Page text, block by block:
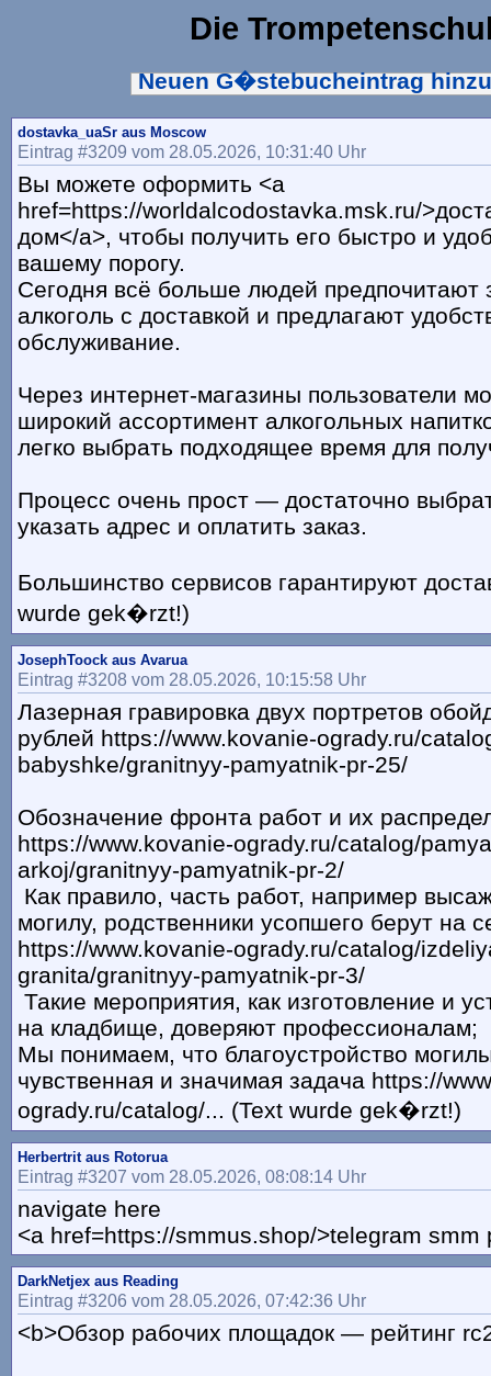
Die
Neuen G�stebucheintrag
dostavka_uaSr aus Moscow
Eintrag #3209 vom 28.05.2026, 10:31:40 Uhr
Вы можете оформить <a
href=https://worldalcodostavka.msk.ru/
дом</a>, чтобы получить его быстро и
вашему порогу.
Сегодня всё больше людей предпочитают
алкоголь с доставкой и предлагают
обслуживание.
Через интернет-магазины пользователи
широкий ассортимент алкогольных
легко выбрать подходящее время для
Процесс очень прост — достаточно
указать адрес и оплатить заказ.
Большинство сервисов гарантируют
wurde gek�rzt!)
JosephToock aus Avarua
Eintrag #3208 vom 28.05.2026, 10:15:58 Uhr
Лазерная гравировка двух портретов
рублей https://www.kovanie-ogrady.ru/
babyshke/granitnyy-pamyatnik-pr-25/
Обозначение фронта работ и их
https://www.kovanie-ogrady.ru/catalog/
arkoj/granitnyy-pamyatnik-pr-2/
Как правило, часть работ, например
могилу, родственники усопшего берут на
https://www.kovanie-ogrady.ru/catalog/
granita/granitnyy-pamyatnik-pr-3/
Такие мероприятия, как изготовление и
на кладбище, доверяют профессионалам;
Мы понимаем, что благоустройство
чувственная и значимая задача https://
ogrady.ru/catalog/... (Text wurde gek�rzt!)
Herbertrit aus Rotorua
Eintrag #3207 vom 28.05.2026, 08:08:14 Uhr
navigate here
<a href=https://smmus.shop/>telegram smm
DarkNetjex aus Reading
Eintrag #3206 vom 28.05.2026, 07:42:36 Uhr
<b>Обзор рабочих площадок — рейтинг